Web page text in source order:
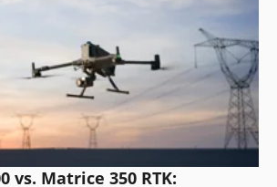
vs. Matrice 350 RTK: